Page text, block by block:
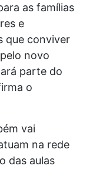
as famílias
e
que conviver
novo
parte do
o
vai
na rede
das aulas